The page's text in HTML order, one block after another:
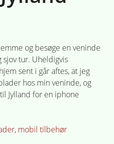
og besøge en veninde
sjov tur. Uheldigvis
sent i går aftes, at jeg
hos min veninde, og
Jylland for en iphone
, mobil tilbehør